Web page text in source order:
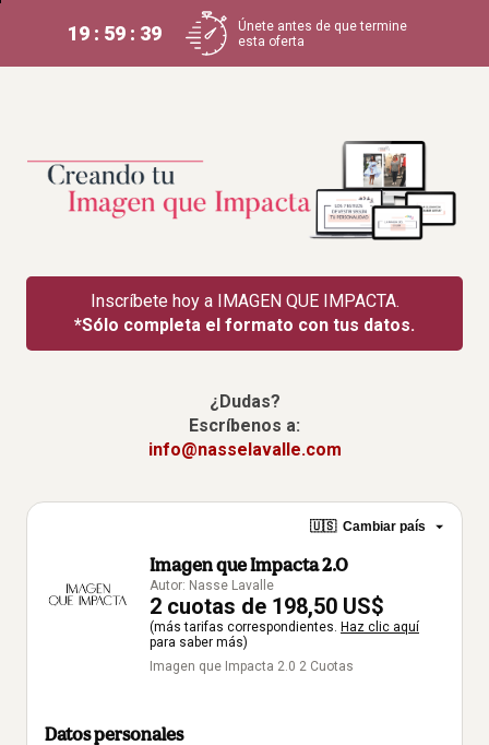
19 : 59 : 39
Únete antes de que termine
esta oferta
Inscríbete hoy a IMAGEN QUE IMPACTA.
*Sólo completa el formato con tus datos.
¿Dudas?
Escríbenos a:
info@nasselavalle.com
🇺🇸 Cambiar país
Imagen que Impacta 2.0
Autor: Nasse Lavalle
2 cuotas de 198,50 US$
(más tarifas correspondientes. Haz clic aquí
para saber más)
Imagen que Impacta 2.0 2 Cuotas
Datos personales